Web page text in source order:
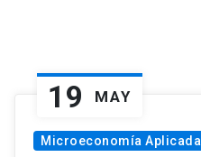
19 MAY
Microeconomía Aplicada